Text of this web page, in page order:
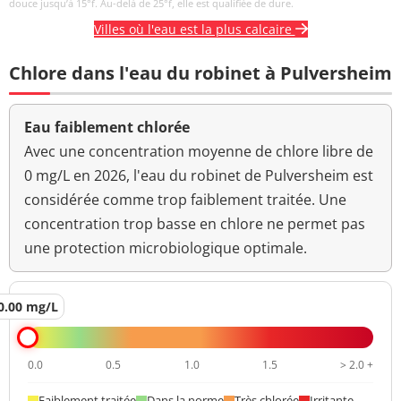
douce jusqu’à 15°f. Au-delà de 25°f, elle est qualifiée de dure.
Villes où l'eau est la plus calcaire
Chlore dans l'eau du robinet à Pulversheim
Eau faiblement chlorée
Avec une concentration moyenne de chlore libre de
0 mg/L en 2026, l'eau du robinet de Pulversheim est
considérée comme trop faiblement traitée. Une
concentration trop basse en chlore ne permet pas
une protection microbiologique optimale.
mg/L
0.0 0.5 1.0 1.5 > 2.0 +